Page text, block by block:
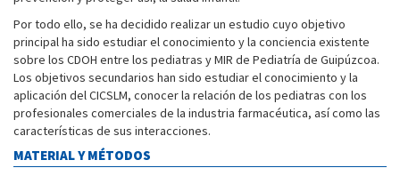
Por todo ello, se ha decidido realizar un estudio cuyo objetivo
principal ha sido estudiar el conocimiento y la conciencia existente
sobre los CDOH entre los pediatras y MIR de Pediatría de Guipúzcoa.
Los objetivos secundarios han sido estudiar el conocimiento y la
aplicación del CICSLM, conocer la relación de los pediatras con los
profesionales comerciales de la industria farmacéutica, así como las
características de sus interacciones.
MATERIAL Y MÉTODOS